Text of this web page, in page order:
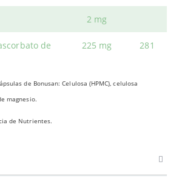
2 mg
de
225 mg 281
de Bonusan: Celulosa (HPMC), celulosa
magnesio.
de Nutrientes.